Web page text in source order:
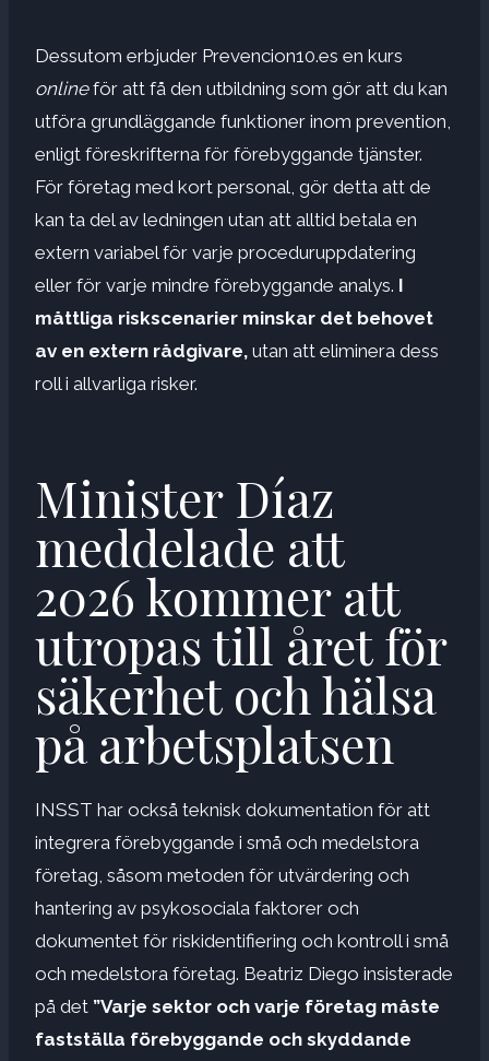
Dessutom erbjuder Prevencion10.es en kurs
onlineför att få den utbildning som gör att du kan
utföra grundläggande funktioner inom prevention,
enligt föreskrifterna för förebyggande tjänster.
För företag med kort personal, gör detta att de
kan ta del av ledningen utan att alltid betala en
extern variabel för varje proceduruppdatering
eller för varje mindre förebyggande analys. I
måttliga riskscenarier minskar det behovet
av en extern rådgivare, utan att eliminera dess
roll i allvarliga risker.
Minister Díaz
meddelade att
2026 kommer att
utropas till året för
säkerhet och hälsa
på arbetsplatsen
INSST har också teknisk dokumentation för att
integrera förebyggande i små och medelstora
företag, såsom metoden för utvärdering och
hantering av psykosociala faktorer och
dokumentet för riskidentifiering och kontroll i små
och medelstora företag. Beatriz Diego insisterade
på det ”Varje sektor och varje företag måste
fastställa förebyggande och skyddande